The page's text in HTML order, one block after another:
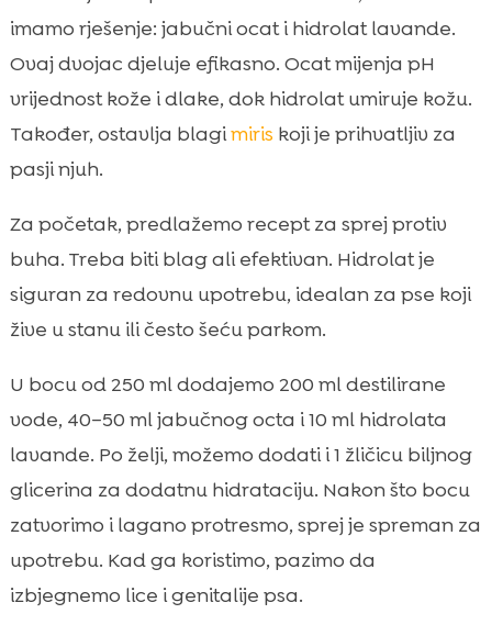
imamo rješenje: jabučni ocat i hidrolat lavande.
Ovaj dvojac djeluje efikasno. Ocat mijenja pH
vrijednost kože i dlake, dok hidrolat umiruje kožu.
Također, ostavlja blagimiris koji je prihvatljiv za
pasji njuh.
Za početak, predlažemo recept za sprej protiv
buha. Treba biti blag ali efektivan. Hidrolat je
siguran za redovnu upotrebu, idealan za pse koji
žive u stanu ili često šeću parkom.
U bocu od 250 ml dodajemo 200 ml destilirane
vode, 40–50 ml jabučnog octa i 10 ml hidrolata
lavande. Po želji, možemo dodati i 1 žličicu biljnog
glicerina za dodatnu hidrataciju. Nakon što bocu
zatvorimo i lagano protresmo, sprej je spreman za
upotrebu. Kad ga koristimo, pazimo da
izbjegnemo lice i genitalije psa.